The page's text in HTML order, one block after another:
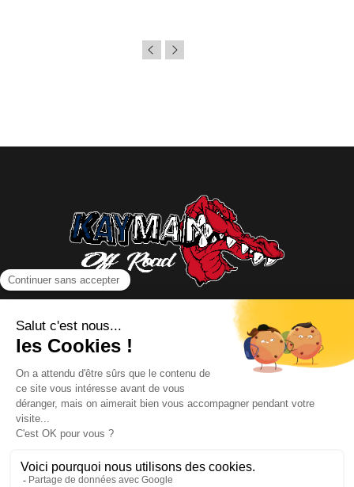
NOUS CONTACTER
INFORMATIONS
NOS PARTENAIRES
HORAIRES D'OUVERTURE